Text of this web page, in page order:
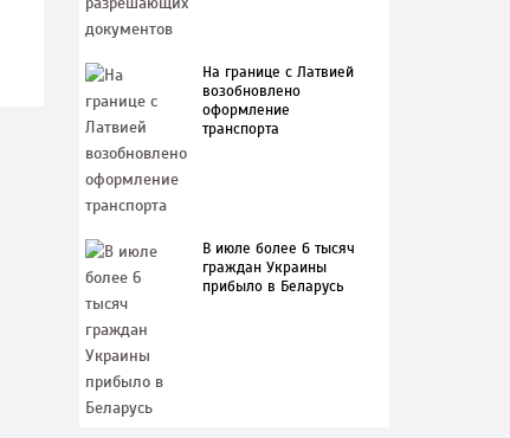
На границе с Латвией
возобновлено
оформление
транспорта
В июле более 6 тысяч
граждан Украины
прибыло в Беларусь